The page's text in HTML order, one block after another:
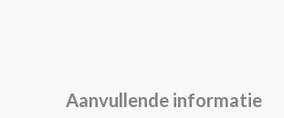
Aanvullende informatie